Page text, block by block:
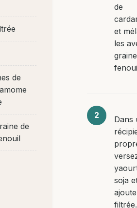
de
de
de
et
les
Dans
soja
filtrée.